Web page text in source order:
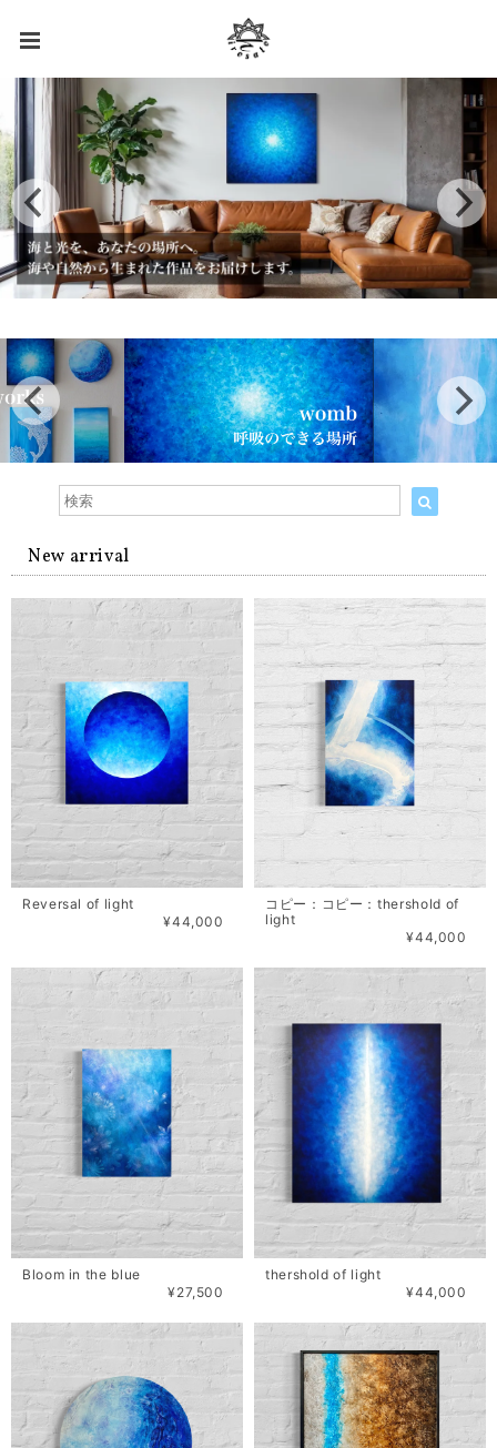
New arrival
Reversal of light
¥44,000
コピー：コピー：thershold of
light
¥44,000
Bloom in the blue
¥27,500
thershold of light
¥44,000